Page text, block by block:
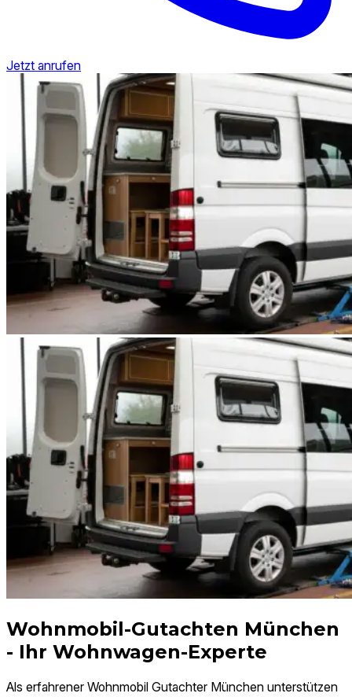
Jetzt anrufen
Wohnmobil-Gutachten München
- Ihr Wohnwagen-Experte
Als erfahrener Wohnmobil Gutachter München unterstützen